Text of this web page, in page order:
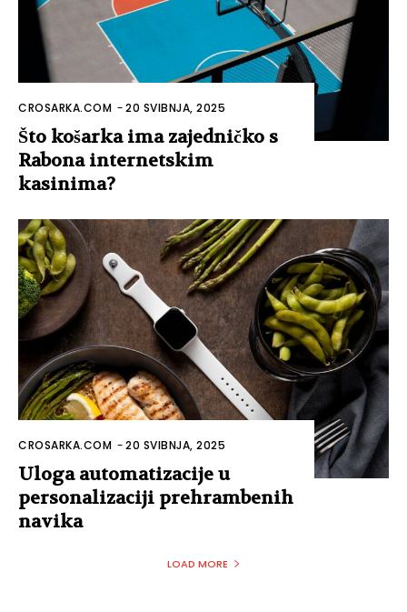
CROSARKA.COM -20 SVIBNJA, 2025
Što košarka ima zajedničko s
Rabona internetskim
kasinima?
CROSARKA.COM -20 SVIBNJA, 2025
Uloga automatizacije u
personalizaciji prehrambenih
navika
LOAD MORE